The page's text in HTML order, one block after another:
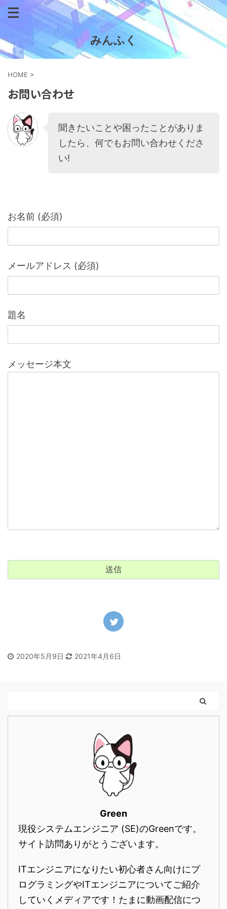
みんふく
HOME >
お問い合わせ
聞きたいことや困ったことがありま
したら、何でもお問い合わせくださ
い!
お名前 (必須)
メールアドレス (必須)
題名
メッセージ本文
2020年5月9日 2021年4月6日
Green
現役システムエンジニア (SE)のGreenです。
サイト訪問ありがとうございます。
ITエンジニアになりたい初心者さん向けにプ
ログラミングやITエンジニアについてご紹介
していくメディアです！たまに動画配信につ